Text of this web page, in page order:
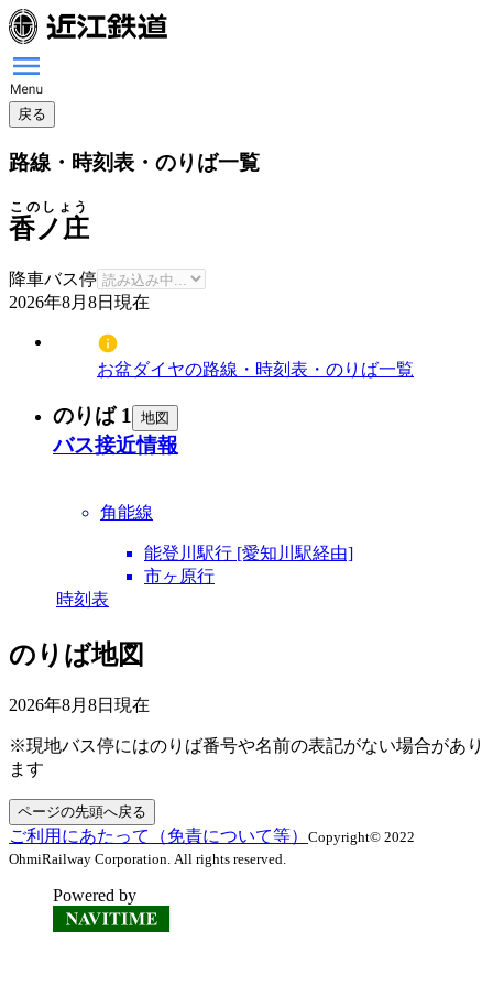
戻る
路線・時刻表・のりば一覧
香ノ庄
このしょう
降車バス停
2026年8月8日 現在
お盆ダイヤの路線・時刻表・のりば一覧
のりば 1 地図
バス接近情報
角能線
能登川駅行 [愛知川駅経由]
市ヶ原行
時刻表
のりば地図
2026年8月8日 現在
※現地バス停にはのりば番号や名前の表記がない場合があり
ます
ページの先頭へ戻る
ご利用にあたって（免責について等） Copyright© 2022
OhmiRailway Corporation. All rights reserved.
Powered by